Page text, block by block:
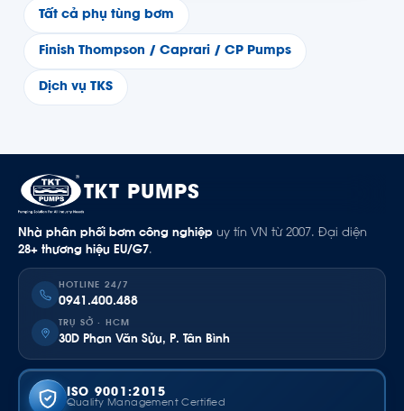
Tất cả phụ tùng bơm
Finish Thompson / Caprari / CP Pumps
Dịch vụ TKS
TKT PUMPS
Nhà phân phối bơm công nghiệp uy tín VN từ 2007. Đại diện
28+ thương hiệu EU/G7.
HOTLINE 24/7
0941.400.488
TRỤ SỞ · HCM
30D Phan Văn Sửu, P. Tân Bình
ISO 9001:2015
Quality Management Certified